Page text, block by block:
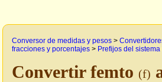
Conversor de medidas y pesos >
fracciones y porcentajes > Prefijos del
Convertir femto (f)